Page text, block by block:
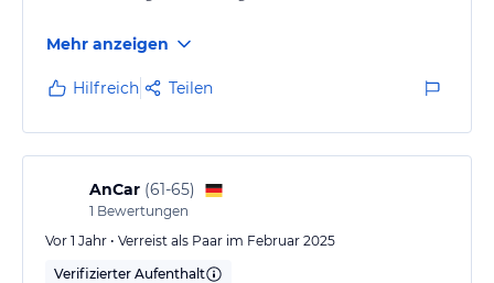
Mehr anzeigen
Hilfreich Teilen
AnCar (61-65)
1 Bewertungen
Vor 1 Jahr • Verreist als Paar im Februar 2025
Verifizierter Aufenthalt